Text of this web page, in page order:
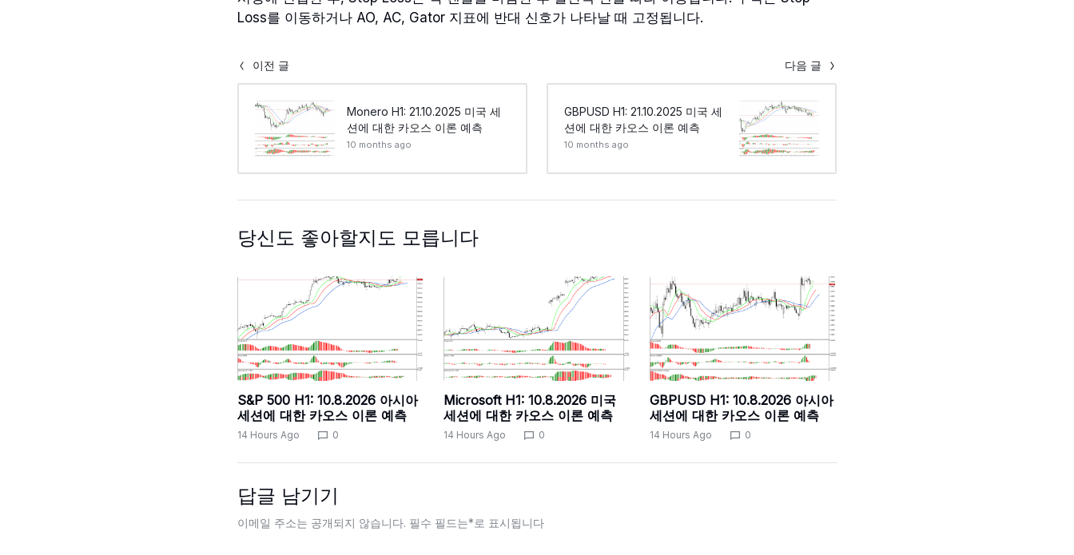
Loss를 이동하거나 AO, AC, Gator 지표에 반대 신호가 나타날 때 고정됩니다.
이전 글 다음 글
Monero H1: 21.10.2025 미국 세
션에 대한 카오스 이론 예측
10 months ago
GBPUSD H1: 21.10.2025 미국 세
션에 대한 카오스 이론 예측
10 months ago
당신도 좋아할지도 모릅니다
S&P 500 H1: 10.8.2026 아시아
세션에 대한 카오스 이론 예측
14 Hours Ago 0
Microsoft H1: 10.8.2026 미국
세션에 대한 카오스 이론 예측
14 Hours Ago 0
GBPUSD H1: 10.8.2026 아시아
세션에 대한 카오스 이론 예측
14 Hours Ago 0
답글 남기기
이메일 주소는 공개되지 않습니다. 필수 필드는*로 표시됩니다